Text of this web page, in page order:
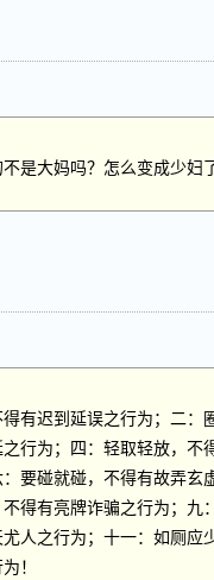
是大妈吗？怎么变成少妇
得有迟到延误之行为；二
行为；四：轻取轻放，不
要碰就碰，不得有故弄玄
得有亮牌诈骗之行为；九
人之行为；十一：如厕应
！